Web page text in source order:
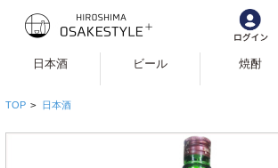
日本酒 ビール 焼酎
TOP > 日本酒